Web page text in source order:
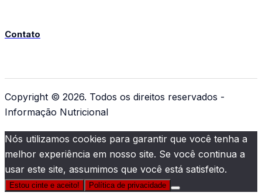
Contato
Copyright © 2026. Todos os direitos reservados -
Informação Nutricional
Nós utilizamos cookies para garantir que você tenha a
melhor experiência em nosso site. Se você continua a
usar este site, assumimos que você está satisfeito.
Estou cinte e aceito! Política de privacidade